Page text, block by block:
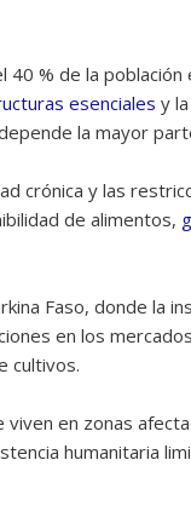
% de la población
esenciales y la
la mayor
crónica y las
de alimentos,
Faso, donde la
en los
cultivos.
viven en zonas
humanitaria